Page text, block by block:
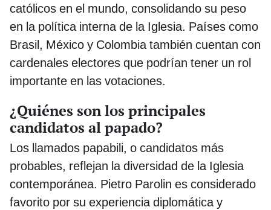
católicos en el mundo, consolidando su peso
en la política interna de la Iglesia. Países como
Brasil, México y Colombia también cuentan con
cardenales electores que podrían tener un rol
importante en las votaciones.
¿Quiénes son los principales
candidatos al papado?
Los llamados papabili, o candidatos más
probables, reflejan la diversidad de la Iglesia
contemporánea. Pietro Parolin es considerado
favorito por su experiencia diplomática y